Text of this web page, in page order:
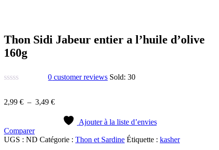
Thon Sidi Jabeur entier a l’huile d’olive
160g
0 customer reviews Sold:30
2,99 € – 3,49 €Plage
prix :
2,99 €
à
3,49 €
Ajouter à la liste d’envies
Comparer
UGS : ND Catégorie : Thon et Sardine Étiquette : kasher